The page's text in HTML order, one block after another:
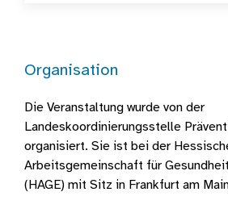
Organisation
Die Veranstaltung wurde von der
Landeskoordinierungsstelle
organisiert. Sie ist bei der
Arbeitsgemeinschaft für
(HAGE) mit Sitz in Frankfurt am